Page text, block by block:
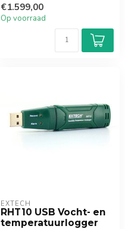
€1.599,00
Op voorraad
EXTECH
RHT10 USB Vocht- en
temperatuurlogger